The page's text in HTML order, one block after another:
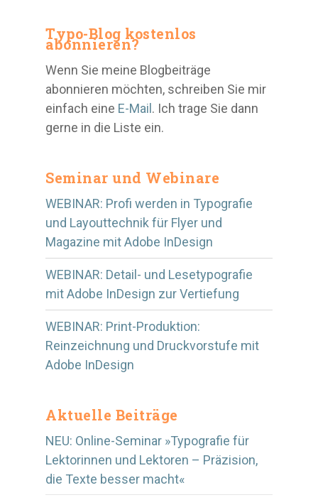
Typo-Blog kostenlos
abonnieren?
Wenn Sie meine Blogbeiträge
abonnieren möchten, schreiben Sie mir
einfach eine E-Mail. Ich trage Sie dann
gerne in die Liste ein.
Seminar und Webinare
WEBINAR: Profi werden in Typografie
und Layouttechnik für Flyer und
Magazine mit Adobe InDesign
WEBINAR: Detail- und Lesetypografie
mit Adobe InDesign zur Vertiefung
WEBINAR: Print-Produktion:
Reinzeichnung und Druckvorstufe mit
Adobe InDesign
Aktuelle Beiträge
NEU: Online-Seminar »Typografie für
Lektorinnen und Lektoren – Präzision,
die Texte besser macht«